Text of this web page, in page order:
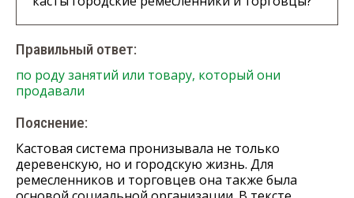
Правильный ответ:
по роду занятий или товару, который они
продавали
Пояснение:
Кастовая система пронизывала не только
деревенскую, но и городскую жизнь. Для
ремесленников и торговцев она также была